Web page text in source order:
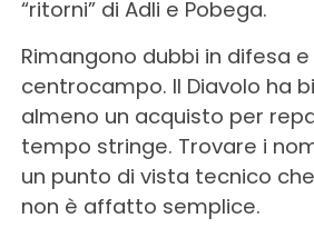
“ritorni” di Adli e Pobega.
Rimangono dubbi in difesa e
centrocampo. Il Diavolo ha
almeno un acquisto per
tempo stringe. Trovare i
un punto di vista tecnico
non è affatto semplice.